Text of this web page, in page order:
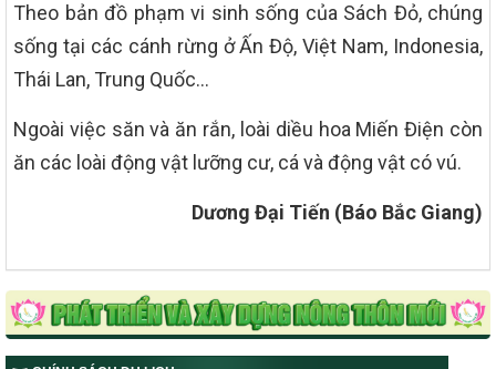
Theo bản đồ phạm vi sinh sống của Sách Đỏ, chúng
sống tại các cánh rừng ở Ấn Độ, Việt Nam, Indonesia,
Thái Lan, Trung Quốc…
Ngoài việc săn và ăn rắn, loài diều hoa Miến Điện còn
ăn các loài động vật lưỡng cư, cá và động vật có vú.
Dương Đại Tiến (Báo Bắc Giang)